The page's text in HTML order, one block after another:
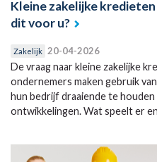
Kleine zakelijke
dit voor u?
Zakelijk 20-04-2026
De vraag naar kleine zakelijke
ondernemers maken gebruik
hun bedrijf draaiende te
ontwikkelingen. Wat speelt er